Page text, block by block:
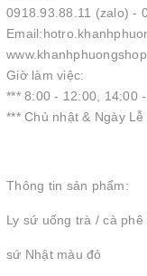
0918.93.88.11 (zalo) -
Giờ làm việc:
*** 8:00 - 12:00, 14:00
*** Chủ nhật & Ngày
Thông tin sản phẩm:
Ly sứ uống trà / cà phê
sứ Nhật màu đỏ